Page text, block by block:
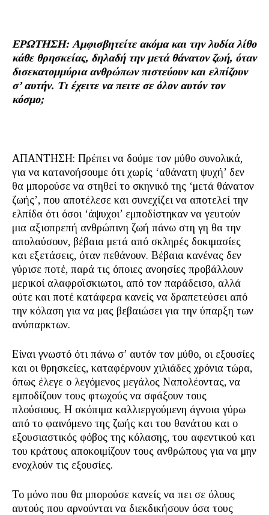
ΕΡΩΤΗΣΗ: Αμφισβητείτε ακόμα και την λυδία λίθο
κάθε θρησκείας, δηλαδή την μετά θάνατον ζωή, όταν
δισεκατομμύρια ανθρώπων πιστεύουν και ελπίζουν
σ’ αυτήν. Τι έχειτε να πειτε σε όλον αυτόν τον
κόσμο;
ΑΠΑΝΤΗΣΗ: Πρέπει να δούμε τον μύθο συνολικά,
για να κατανοήσουμε ότι χωρίς ‘αθάνατη ψυχή’ δεν
θα μπορούσε να στηθεί το σκηνικό της ‘μετά θάνατον
ζωής’, που αποτέλεσε και συνεχίζει να αποτελεί την
ελπίδα ότι όσοι ‘άψυχοι’ εμποδίστηκαν να γευτούν
μια αξιοπρεπή ανθρώπινη ζωή πάνω στη γη θα την
απολαύσουν, βέβαια μετά από σκληρές δοκιμασίες
και εξετάσεις, όταν πεθάνουν. Βέβαια κανένας δεν
γύρισε ποτέ, παρά τις όποιες ανοησίες προβάλλουν
μερικοί αλαφροϊσκιωτοι, από τον παράδεισο, αλλά
ούτε και ποτέ κατάφερα κανείς να δραπετεύσει από
την κόλαση για να μας βεβαιώσει για την ύπαρξη των
ανύπαρκτων.
Είναι γνωστό ότι πάνω σ’ αυτόν τον μύθο, οι εξουσίες
και οι θρησκείες, καταφέρνουν χιλιάδες χρόνια τώρα,
όπως έλεγε ο λεγόμενος μεγάλος Ναπολέοντας, να
εμποδίζουν τους φτωχούς να σφάξουν τους
πλούσιους. Η σκόπιμα καλλιεργούμενη άγνοια γύρω
από το φαινόμενο της ζωής και του θανάτου και ο
εξουσιαστικός φόβος της κόλασης, του αφεντικού και
του κράτους αποκοιμίζουν τους ανθρώπους για να μην
ενοχλούν τις εξουσίες.
Το μόνο που θα μπορούσε κανείς να πει σε όλους
αυτούς που αρνούνται να διεκδικήσουν όσα τους